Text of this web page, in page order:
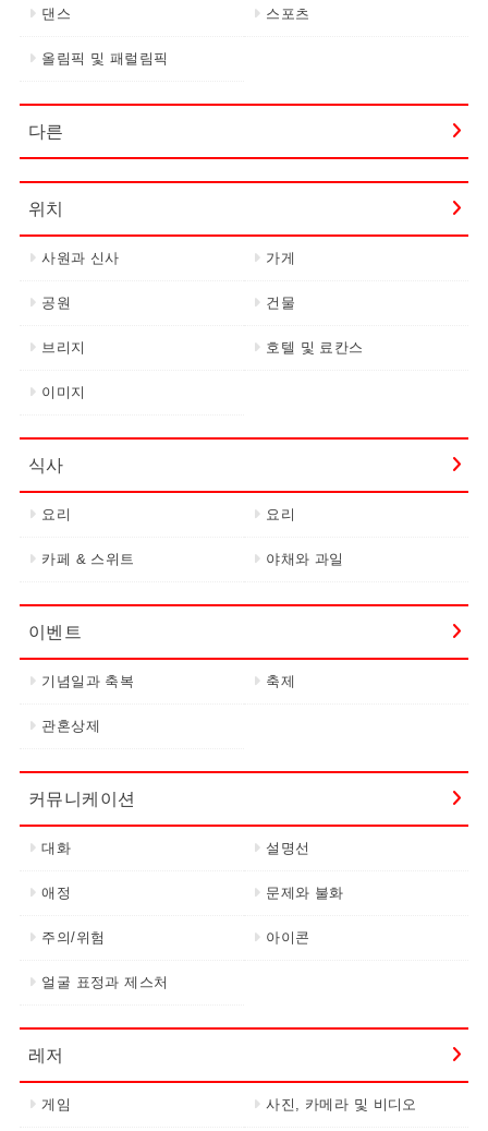
댄스 스포츠
올림픽 및 패럴림픽
다른
위치
사원과 신사 가게
공원 건물
브리지 호텔 및 료칸스
이미지
식사
요리 요리
카페 & 스위트 야채와 과일
이벤트
기념일과 축복 축제
관혼상제
커뮤니케이션
대화 설명선
애정 문제와 불화
주의/위험 아이콘
얼굴 표정과 제스처
레저
게임 사진, 카메라 및 비디오